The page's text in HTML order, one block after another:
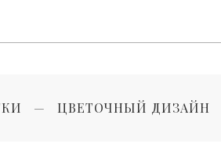
ЦВЕТОЧНЫЙ ДИЗАЙН